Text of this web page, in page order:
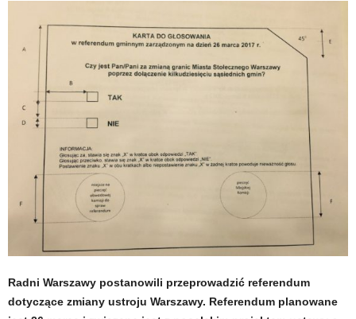
Radni Warszawy postanowili przeprowadzić referendum
dotyczące zmiany ustroju Warszawy. Referendum planowane